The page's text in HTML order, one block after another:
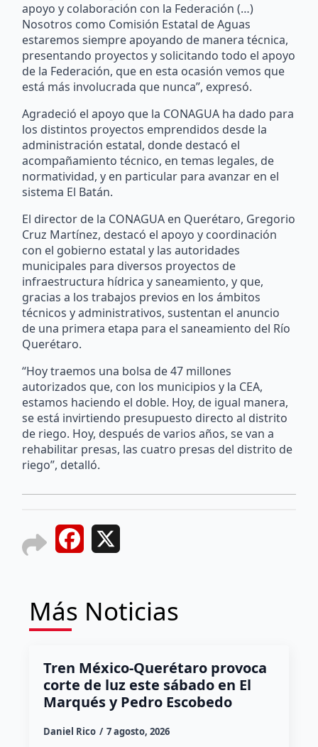
apoyo y colaboración con la Federación (…)
Nosotros como Comisión Estatal de Aguas
estaremos siempre apoyando de manera técnica,
presentando proyectos y solicitando todo el apoyo
de la Federación, que en esta ocasión vemos que
está más involucrada que nunca”, expresó.
Agradeció el apoyo que la CONAGUA ha dado para
los distintos proyectos emprendidos desde la
administración estatal, donde destacó el
acompañamiento técnico, en temas legales, de
normatividad, y en particular para avanzar en el
sistema El Batán.
El director de la CONAGUA en Querétaro, Gregorio
Cruz Martínez, destacó el apoyo y coordinación
con el gobierno estatal y las autoridades
municipales para diversos proyectos de
infraestructura hídrica y saneamiento, y que,
gracias a los trabajos previos en los ámbitos
técnicos y administrativos, sustentan el anuncio
de una primera etapa para el saneamiento del Río
Querétaro.
“Hoy traemos una bolsa de 47 millones
autorizados que, con los municipios y la CEA,
estamos haciendo el doble. Hoy, de igual manera,
se está invirtiendo presupuesto directo al distrito
de riego. Hoy, después de varios años, se van a
rehabilitar presas, las cuatro presas del distrito de
riego”, detalló.
Facebook
Más Noticias
Tren México-Querétaro provoca
corte de luz este sábado en El
Marqués y Pedro Escobedo
Daniel Rico 7 agosto, 2026